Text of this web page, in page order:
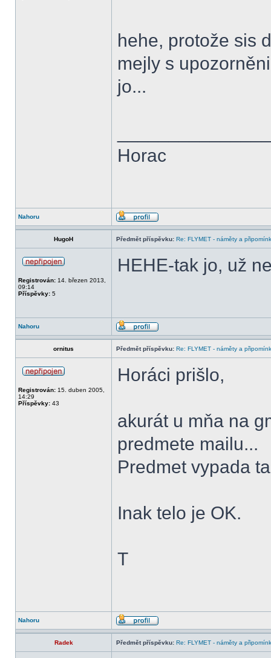
hehe, protože sis
mejly s
jo...
Horac
Nahoru
HugoH Předmět příspěvku: Re: FLYMET - náměty a
Registrován: 14. březen 2013,
09:14
Příspěvky: 5
HEHE-tak jo, už
Nahoru
ornitus Předmět příspěvku: Re: FLYMET - náměty a
Registrován: 15. duben 2005,
14:29
Příspěvky: 43
Horáci prišlo,
akurát u mňa na
predmete mailu...
Predmet vypada
Inak telo je OK.
T
Nahoru
Radek Předmět příspěvku: Re: FLYMET - náměty a